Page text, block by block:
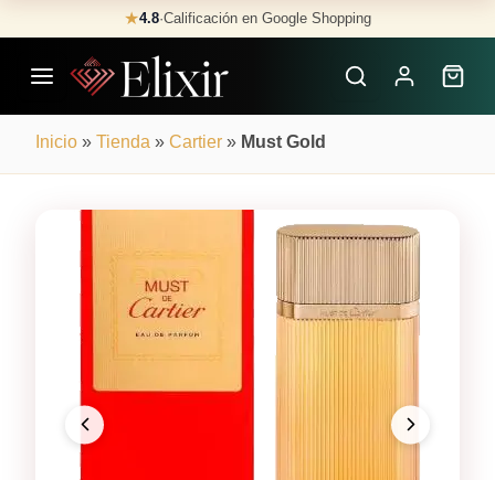
to
content
★4.8·Calificación en Google Shopping
Inicio » Tienda » Cartier » Must Gold